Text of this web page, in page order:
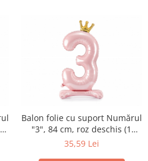
Balon folie cu suport Numărul
"3", 84 cm, roz deschis (1
pachet / 1 buc.)
35,59 Lei